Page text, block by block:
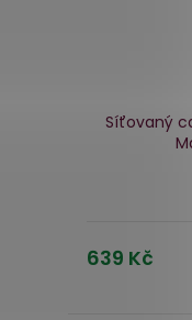
Síťovaný
639 Kč